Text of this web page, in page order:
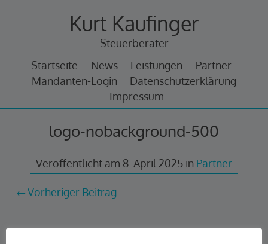
Kurt Kaufinger
Steuerberater
Startseite
News Leistungen
Partner
Mandanten-Login
Datenschutzerklärung
Impressum
logo-nobackground-500
Veröffentlicht am 8. April 2025in Partner
Vorheriger Beitrag